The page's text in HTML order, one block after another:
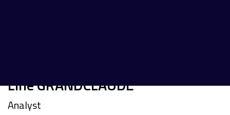
Line GRANDCLAUDE
Analyst